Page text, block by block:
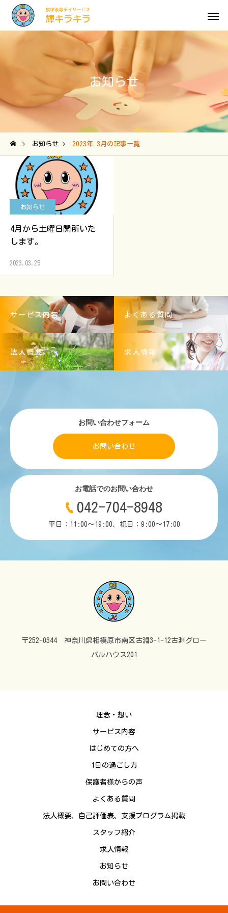
お知らせ
お知らせ 2023年 3月の記事一覧
お知らせ
4月から土曜日開所いた
します。
2023.03.25
サービス内容 よくある質問
法人概要 求人情報
お問い合わせフォーム
お問い合わせ
お電話でのお問い合わせ
042-704-8948
平日：11:00～19:00、祝日：9:00～17:00
〒252-0344 神奈川県相模原市南区古淵3-1-12古淵グロー
バルハウス201
理念・想い
サービス内容
はじめての方へ
1日の過ごし方
保護者様からの声
よくある質問
法人概要、自己評価表、支援プログラム掲載
スタッフ紹介
求人情報
お知らせ
お問い合わせ